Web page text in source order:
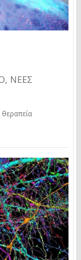
ΝΕΕΣ
θεραπεία